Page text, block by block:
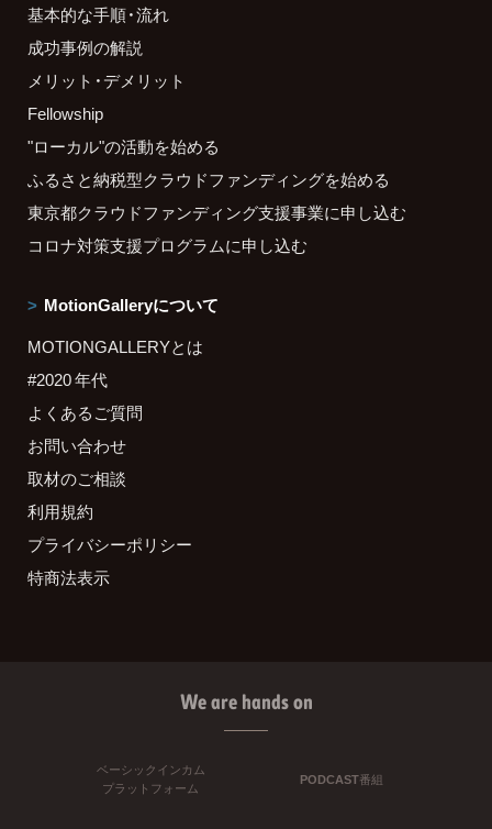
基本的な手順・流れ
成功事例の解説
メリット・デメリット
Fellowship
"ローカル"の活動を始める
ふるさと納税型クラウドファンディングを始める
東京都クラウドファンディング支援事業に申し込む
コロナ対策支援プログラムに申し込む
MotionGalleryについて
MOTIONGALLERYとは
#2020 年代
よくあるご質問
お問い合わせ
取材のご相談
利用規約
プライバシーポリシー
特商法表示
We are hands on
ベーシックインカム
プラットフォーム
PODCAST番組